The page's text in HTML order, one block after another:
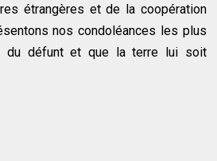
étrangères et de la coopération
nos condoléances les plus
du défunt et que la terre lui soit